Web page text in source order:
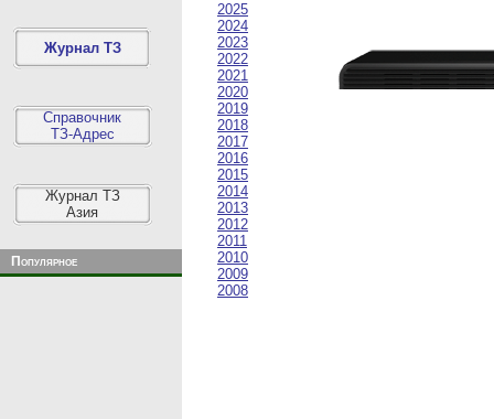
Журнал ТЗ
Справочник
ТЗ-Адрес
Журнал ТЗ
Азия
Популярное
2025
2024
2023
2022
2021
2020
2019
2018
2017
2016
2015
2014
2013
2012
2011
2010
2009
2008